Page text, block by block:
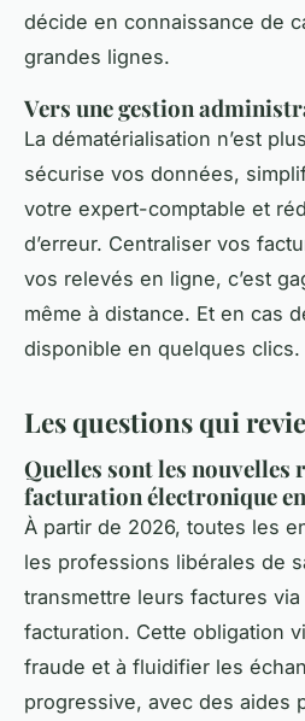
décide en connaissance de
grandes lignes.
Vers une gestion
La dématérialisation n’est
sécurise vos données,
votre expert-comptable et
d’erreur. Centraliser vos
vos relevés en ligne, c’est
même à distance. Et en cas
disponible en quelques clics.
Les questions qui
Quelles sont les nouvelles
facturation électronique
À partir de 2026, toutes les
les professions libérales de
transmettre leurs factures
facturation. Cette obligation
fraude et à fluidifier les
progressive, avec des aides